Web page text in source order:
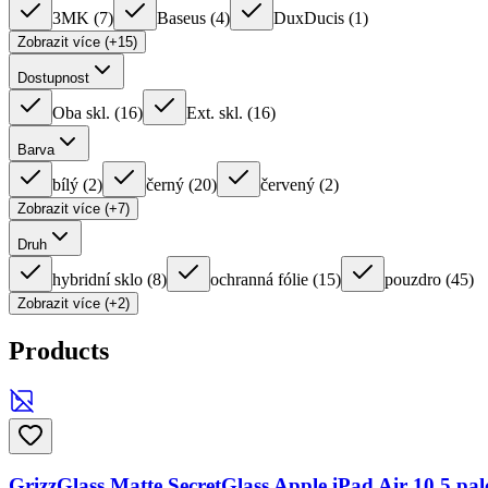
3MK (7) Baseus (4) DuxDucis (1)
Zobrazit více (+15)
Dostupnost
Oba skl. (16) Ext. skl. (16)
Barva
bílý (2) černý (20) červený (2)
Zobrazit více (+7)
Druh
hybridní sklo (8) ochranná fólie (15) pouzdro (45)
Zobrazit více (+2)
Products